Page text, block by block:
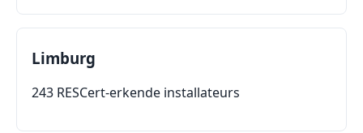
Limburg
243 RESCert-erkende installateurs